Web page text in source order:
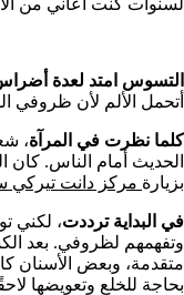
التسوس امتد لعدة
أتحمل الألم لأن ظروفي
كلما نظرت في المرآة،
الحديث أمام الناس. كان
بزيارة مركز دانت تيركي
في البداية ترددت، لكني
وتفهمهم لظروفي. بعد
متقدمة، وبعض الأسنان
بحاجة للخلع وتعويضها